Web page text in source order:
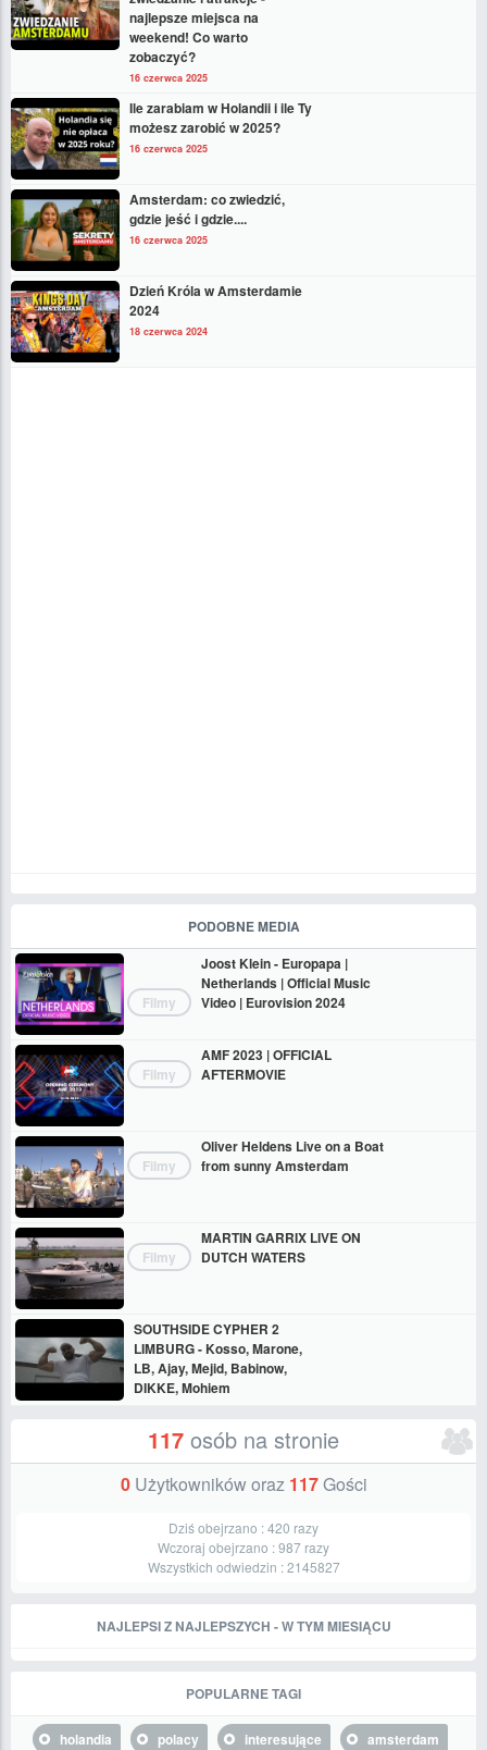
najlepsze miejsca na
weekend! Co warto
zobaczyć?
16 czerwca 2025
Ile zarabiam w Holandii i ile Ty
możesz zarobić w 2025?
16 czerwca 2025
Amsterdam: co zwiedzić,
gdzie jeść i gdzie....
16 czerwca 2025
Dzień Króla w Amsterdamie
2024
18 czerwca 2024
PODOBNE MEDIA
Filmy
Joost Klein - Europapa |
Netherlands | Official Music
Video | Eurovision 2024
Filmy
AMF 2023 | OFFICIAL
AFTERMOVIE
Filmy
Oliver Heldens Live on a Boat
from sunny Amsterdam
Filmy
MARTIN GARRIX LIVE ON
DUTCH WATERS
SOUTHSIDE CYPHER 2
LIMBURG - Kosso, Marone,
LB, Ajay, Mejid, Babinow,
DIKKE, Mohiem
117 osób na stronie
0Użytkowników oraz 117Gości
Dziś obejrzano :420 razy
Wczoraj obejrzano :987 razy
Wszystkich odwiedzin :2145827
NAJLEPSI Z NAJLEPSZYCH - W TYM MIESIĄCU
POPULARNE TAGI
holandia polacy interesujące
amsterdam